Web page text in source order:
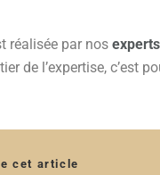
réalisée par nos
de l’expertise, c’est
cet article